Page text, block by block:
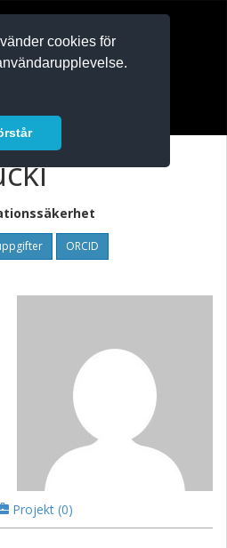
cookies för
ORCID
Projekt (0)